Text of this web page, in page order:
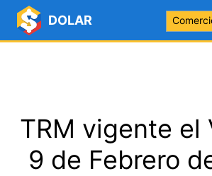
DOLAR
TRM vigente el
9 de Febrero